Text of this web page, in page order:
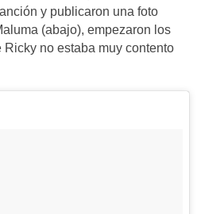
y publicaron una foto
(abajo), empezaron los
no estaba muy contento